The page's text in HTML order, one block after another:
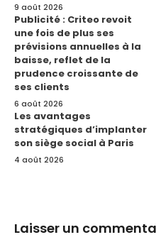
9 août 2026
Publicité : Criteo revoit
une fois de plus ses
prévisions annuelles à la
baisse, reflet de la
prudence croissante de
ses clients
6 août 2026
Les avantages
stratégiques d’implanter
son siège social à Paris
4 août 2026
Laisser un